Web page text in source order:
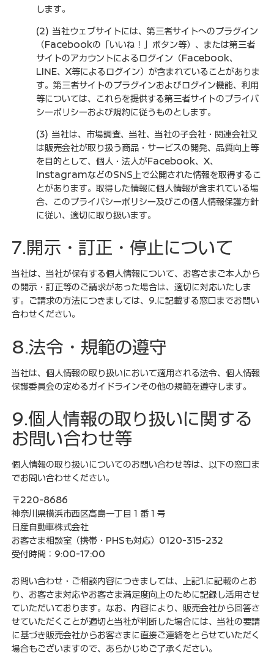
します。
(2) 当社ウェブサイトには、第三者サイトへのプラグイン
（Facebookの「いいね！」ボタン等）、または第三者
サイトのアカウントによるログイン（Facebook、
LINE、X等によるログイン）が含まれていることがありま
す。第三者サイトのプラグインおよびログイン機能、利用
等については、これらを提供する第三者サイトのプライバ
シーポリシーおよび規約に従うものとします。
(3) 当社は、市場調査、当社、当社の子会社・関連会社又
は販売会社が取り扱う商品・サービスの開発、品質向上等
を目的として、個人・法人がFacebook、X、
InstagramなどのSNS上で公開された情報を取得するこ
とがあります。取得した情報に個人情報が含まれている場
合、このプライバシーポリシー及びこの個人情報保護方針
に従い、適切に取り扱います。
7.開示・訂正・停止について
当社は、当社が保有する個人情報について、お客さまご本人から
の開示・訂正等のご請求があった場合は、適切に対応いたしま
す。ご請求の方法につきましては、9.に記載する窓口までお問い
合わせください。
8.法令・規範の遵守
当社は、個人情報の取り扱いにおいて適用される法令、個人情報
保護委員会の定めるガイドラインその他の規範を遵守します。
9.個人情報の取り扱いに関する
お問い合わせ等
個人情報の取り扱いについてのお問い合わせ等は、以下の窓口ま
でお問い合わせください。
〒220-8686
神奈川県横浜市西区高島一丁目１番１号
日産自動車株式会社
お客さま相談室（携帯・PHSも対応）0120-315-232
受付時間：9:00-17:00
お問い合わせ・ご相談内容につきましては、上記1.に記載のとお
り、お客さま対応やお客さま満足度向上のために記録し活用させ
ていただいております。なお、内容により、販売会社から回答さ
せていただくことが適切と当社が判断した場合には、当社の要請
に基づき販売会社からお客さまに直接ご連絡をとらせていただく
場合もございますので、あらかじめご了承ください。